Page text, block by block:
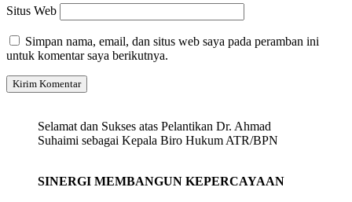
Situs Web
Simpan nama, email, dan situs web saya pada peramban ini
untuk komentar saya berikutnya.
Selamat dan Sukses atas Pelantikan Dr. Ahmad
Suhaimi sebagai Kepala Biro Hukum ATR/BPN
SINERGI MEMBANGUN KEPERCAYAAN